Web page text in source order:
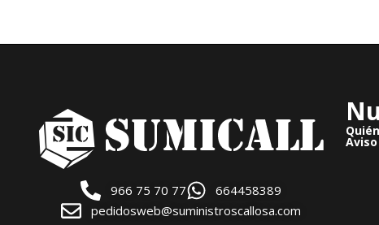
966 75 70 77
664458389
pedidosweb@suministroscallosa.com